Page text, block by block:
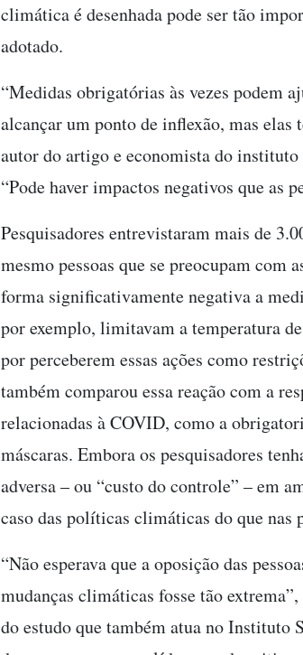
climática é desenhada pode ser tão
adotado.
“Medidas obrigatórias às vezes podem
alcançar um ponto de inflexão, mas elas
autor do artigo e economista do
“Pode haver impactos negativos que as
Pesquisadores entrevistaram mais de
mesmo pessoas que se preocupam com
forma significativamente negativa a
por exemplo, limitavam a temperatura
por perceberem essas ações como
também comparou essa reação com a
relacionadas à COVID, como a
máscaras. Embora os pesquisadores
adversa – ou “custo do controle” – em
caso das políticas climáticas do que
“Não esperava que a oposição das
mudanças climáticas fosse tão
do estudo que também atua no Instituto